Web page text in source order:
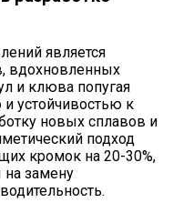
является
вдохновленных
и клюва попугая
устойчивостью к
новых сплавов и
подход
кромок на 20-30%,
на замену